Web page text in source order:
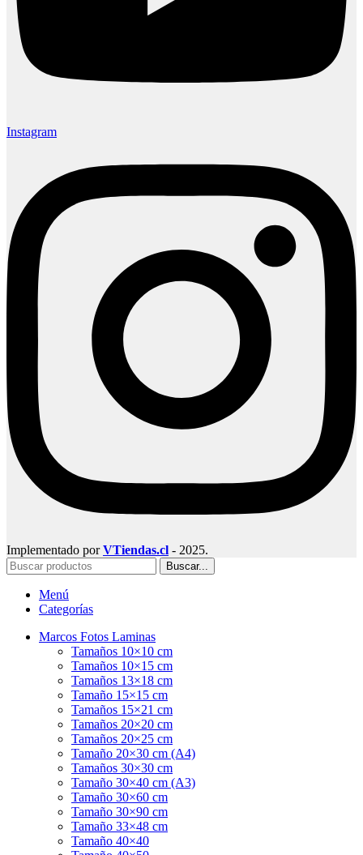
Instagram
Implementado porVTiendas.cl - 2025.
Buscar...
Menú
Categorías
Marcos Fotos Laminas
Tamaños 10×10 cm
Tamaños 10×15 cm
Tamaños 13×18 cm
Tamaño 15×15 cm
Tamaños 15×21 cm
Tamaños 20×20 cm
Tamaños 20×25 cm
Tamaño 20×30 cm (A4)
Tamaños 30×30 cm
Tamaño 30×40 cm (A3)
Tamaño 30×60 cm
Tamaño 30×90 cm
Tamaño 33×48 cm
Tamaño 40×40